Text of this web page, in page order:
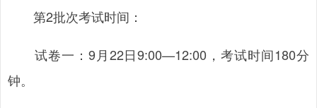
第2批次考试时间：
试卷一：9月22日9:00—12:00，考试时间180分
钟。